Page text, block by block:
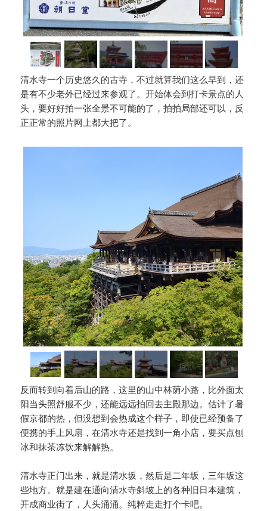
清水寺一个历史悠久的古寺，不过就算我们这么早到，还
是有不少老外已经过来参观了。开始体会到打卡景点的人
头，要好好拍一张全景不可能的了，拍拍局部还可以，反
正正常的照片网上都大把了。
反而转到向着后山的路，这里的山中林荫小路，比外面太
阳当头照舒服不少，还能远远拍回去主殿那边。估计了暑
假京都的热，但没想到会热成这个样子，即使已经预备了
便携的手上风扇，在清水寺还是找到一角小店，要买点刨
冰和抹茶冻饮来解解热。
清水寺正门出来，就是清水坂，然后是二年坂，三年坂这
些地方。就是建在通向清水寺斜坡上的各种旧日本建筑，
开成商业街了，人头涌涌。纯粹走走打个卡吧。